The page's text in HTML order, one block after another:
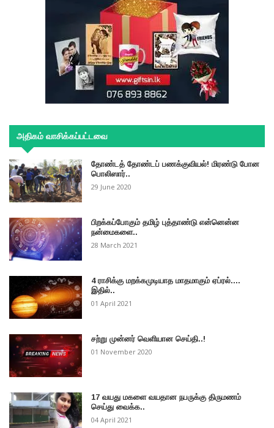
அதிகம் வாசிக்கப்பட்டவை
தோண்டத் தோண்டப் பணக்குவியல்! மிரண்டு போன
பொலிஸார்..
29 June 2020
பிறக்கப்போகும் தமிழ் புத்தாண்டு என்னென்ன
நன்மைகளை..
28 March 2021
4 ராசிக்கு மறக்கமுடியாத மாதமாகும் ஏப்ரல்....
இதில்..
01 April 2021
சற்று முன்னர் வெளியான செய்தி..!
01 November 2020
17 வயது மகளை வயதான நபருக்கு திருமணம்
செய்து வைக்க..
04 April 2021